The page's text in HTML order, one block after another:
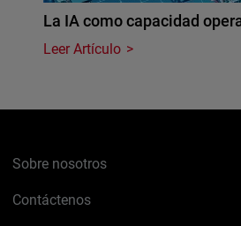
La IA como capacidad
Leer Artículo
Sobre nosotros
Contáctenos